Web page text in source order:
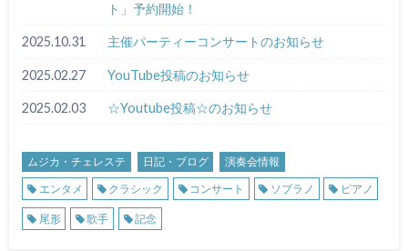
ト」予約開始！
2025.10.31 主催パーティーコンサートのお知らせ
2025.02.27 YouTube投稿のお知らせ
2025.02.03 ☆Youtube投稿☆のお知らせ
ムジカ・チェレステ 日記・ブログ
演奏会情報
エンタメ
クラシック コンサート ソプラノ ピアノ
尾形 歌手 記念